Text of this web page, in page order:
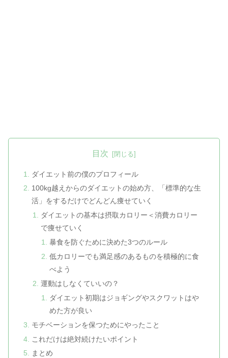
目次
ダイエット前の僕のプロフィール
100kg越えからのダイエットの始め方、「標準的な生
活」をするだけでどんどん痩せていく
ダイエットの基本は摂取カロリー＜消費カロリー
で痩せていく
暴食を防ぐために決めた3つのルール
低カロリーでも満足感のあるものを積極的に食
べよう
運動はしなくていいの？
ダイエット初期はジョギングやスクワットはや
めた方が良い
モチベーションを保つためにやったこと
これだけは絶対続けたいポイント
まとめ